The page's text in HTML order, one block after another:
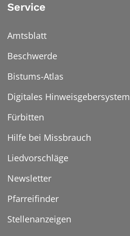
Service
Amtsblatt
Beschwerde
Bistums-Atlas
Digitales Hinweisgebersystem
Fürbitten
Hilfe bei Missbrauch
Liedvorschläge
Newsletter
Pfarreifinder
Stellenanzeigen